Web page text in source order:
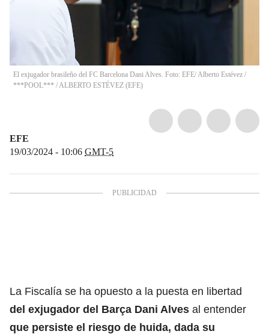
El exjugador brasileño del FC Barcelona Dani Alves. Foto: EFE/ Alberto Estévez /
***POOL*** /ALBERTO ESTÉVEZ (EFE)
EFE
19/03/2024 - 10:06 GMT-5
La Fiscalía se ha opuesto a la puesta en libertad
del exjugador del Barça Dani Alves al entender
que persiste el riesgo de huida, dada su